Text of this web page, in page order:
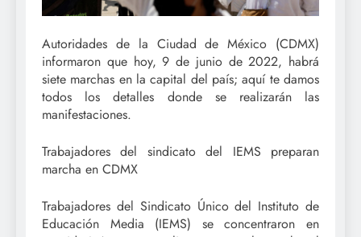
Autoridades de la Ciudad de México (CDMX)
informaron que hoy, 9 de junio de 2022, habrá
siete marchas en la capital del país; aquí te damos
todos los detalles donde se realizarán las
manifestaciones.
Trabajadores del sindicato del IEMS preparan
marcha en CDMX
Trabajadores del Sindicato Único del Instituto de
Educación Media (IEMS) se concentraron en